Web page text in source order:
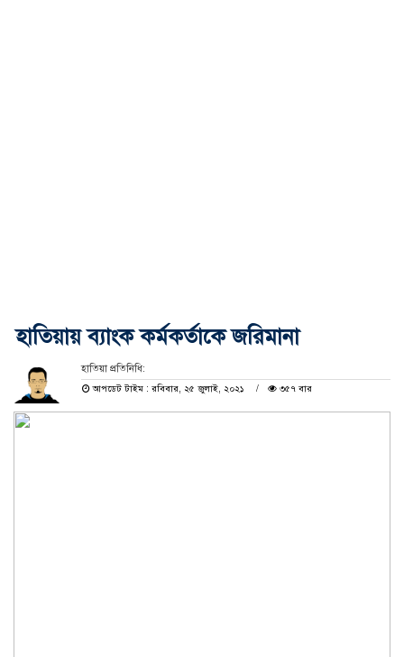
হাতিয়ায় ব্যাংক কর্মকর্তাকে জরিমানা
হাতিয়া প্রতিনিধি:
আপডেট টাইম : রবিবার, ২৫ জুলাই, ২০২১
৩৫৭ বার